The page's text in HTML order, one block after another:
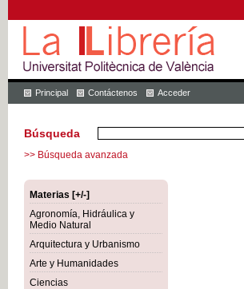
Principal Contáctenos Acceder
Búsqueda
>> Búsqueda avanzada
Materias [+/-]
Agronomía, Hidráulica y
Medio Natural
Arquitectura y Urbanismo
Arte y Humanidades
Ciencias